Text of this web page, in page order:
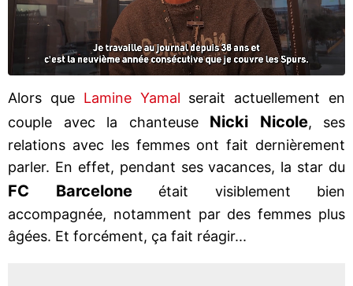
Alors que Lamine Yamal serait actuellement en
couple avec la chanteuse Nicki Nicole, ses
relations avec les femmes ont fait dernièrement
parler. En effet, pendant ses vacances, la star du
FC Barceloneétait visiblement bien
accompagnée, notamment par des femmes plus
âgées. Et forcément, ça fait réagir...